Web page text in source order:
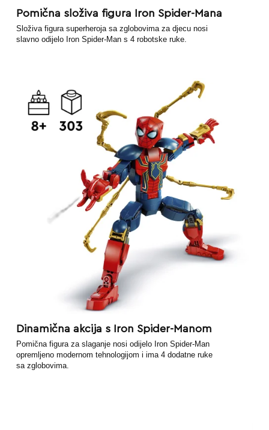
Pomična složiva figura Iron Spider-Mana
Složiva figura superheroja sa zglobovima za djecu nosi
slavno odijelo Iron Spider-Man s 4 robotske ruke.
Dinamična akcija s Iron Spider-Manom
Pomična figura za slaganje nosi odijelo Iron Spider-Man
opremljeno modernom tehnologijom i ima 4 dodatne ruke
sa zglobovima.